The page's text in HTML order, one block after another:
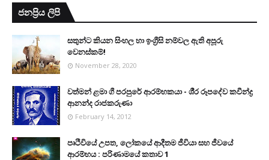
ජනප්‍රිය ලිපි
සතුන්ට කියන සිංහල හා ඉංග්‍රීසි නම්වල ඇති අපූරු
වෙනස්කම්!
November 28, 2020
වත්මන් ළමා ගී පරපුරේ ආරම්භකයා - ශී‍්‍ර රූපදේව කවීන්ද්‍ර
ආනන්ද රාජකරුණා
February 14, 2012
පෘථිවියේ උපත, ලෝකයේ ආදීතම ජීවියා සහ ජීවයේ
ආරම්භය : පරිණාමයේ කතාව 1